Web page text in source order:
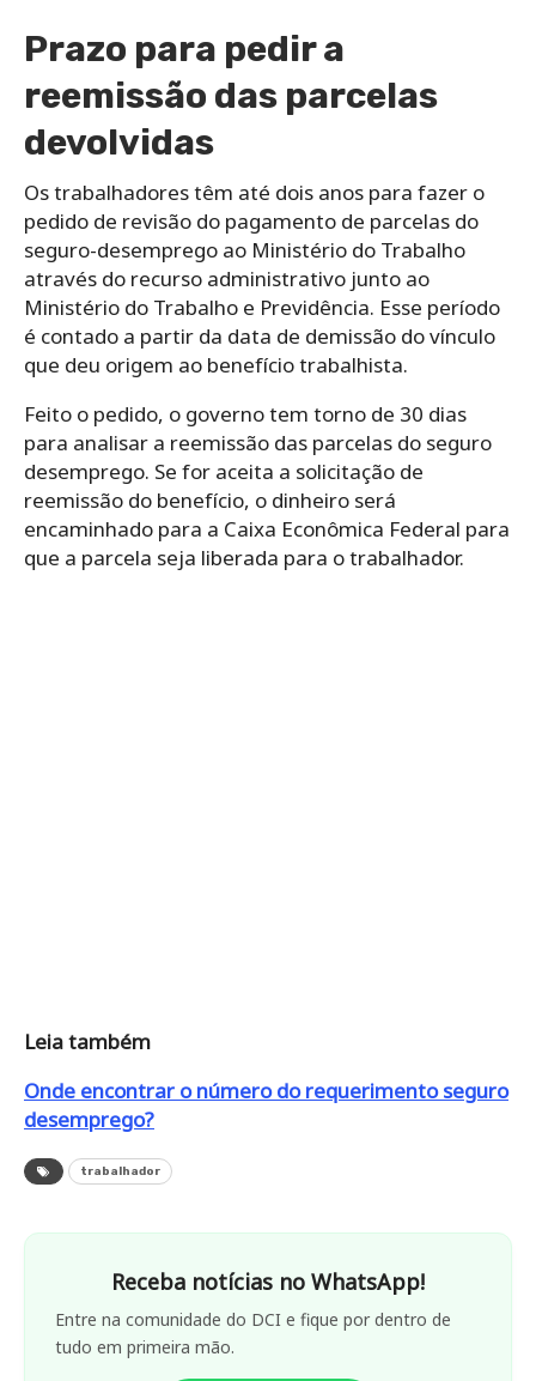
Prazo para pedir a
reemissão das parcelas
devolvidas
Os trabalhadores têm até dois anos para fazer o
pedido de revisão do pagamento de parcelas do
seguro-desemprego ao Ministério do Trabalho
através do recurso administrativo junto ao
Ministério do Trabalho e Previdência. Esse período
é contado a partir da data de demissão do vínculo
que deu origem ao benefício trabalhista.
Feito o pedido, o governo tem torno de 30 dias
para analisar a reemissão das parcelas do seguro
desemprego. Se for aceita a solicitação de
reemissão do benefício, o dinheiro será
encaminhado para a Caixa Econômica Federal para
que a parcela seja liberada para o trabalhador.
Leia também
Onde encontrar o número do requerimento seguro
desemprego?
trabalhador
Receba notícias no WhatsApp!
Entre na comunidade do DCI e fique por dentro de
tudo em primeira mão.